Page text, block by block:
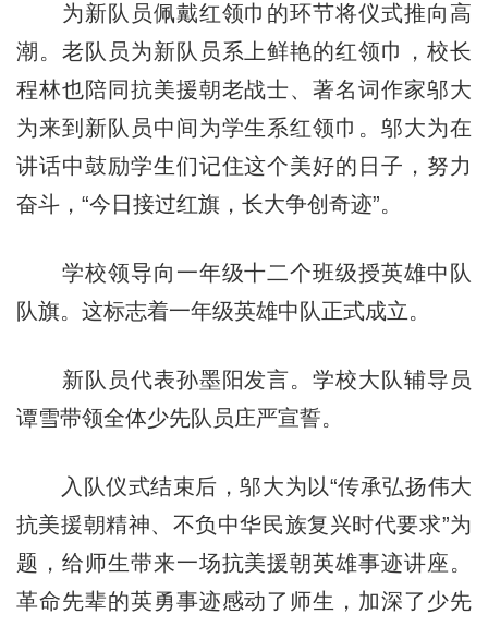
为新队员佩戴红领巾的环节将仪式推向高
潮。老队员为新队员系上鲜艳的红领巾，校长
程林也陪同抗美援朝老战士、著名词作家邬大
为来到新队员中间为学生系红领巾。邬大为在
讲话中鼓励学生们记住这个美好的日子，努力
奋斗，“今日接过红旗，长大争创奇迹”。
学校领导向一年级十二个班级授英雄中队
队旗。这标志着一年级英雄中队正式成立。
新队员代表孙墨阳发言。学校大队辅导员
谭雪带领全体少先队员庄严宣誓。
入队仪式结束后，邬大为以“传承弘扬伟大
抗美援朝精神、不负中华民族复兴时代要求”为
题，给师生带来一场抗美援朝英雄事迹讲座。
革命先辈的英勇事迹感动了师生，加深了少先